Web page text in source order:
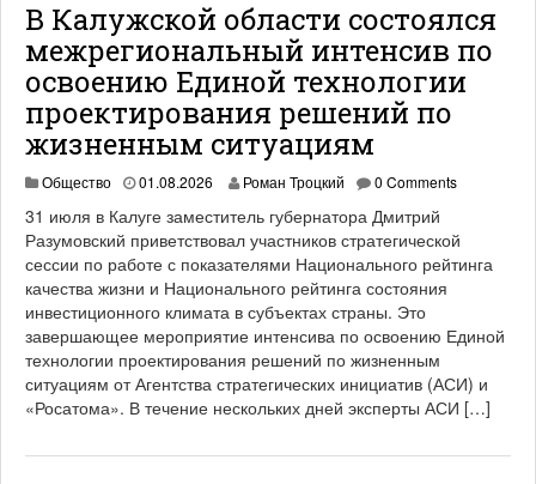
В Калужской области состоялся
межрегиональный интенсив по
освоению Единой технологии
проектирования решений по
жизненным ситуациям
Общество 01.08.2026 Роман Троцкий 0 Comments
31 июля в Калуге заместитель губернатора Дмитрий
Разумовский приветствовал участников стратегической
сессии по работе с показателями Национального рейтинга
качества жизни и Национального рейтинга состояния
инвестиционного климата в субъектах страны. Это
завершающее мероприятие интенсива по освоению Единой
технологии проектирования решений по жизненным
ситуациям от Агентства стратегических инициатив (АСИ) и
«Росатома». В течение нескольких дней эксперты АСИ […]